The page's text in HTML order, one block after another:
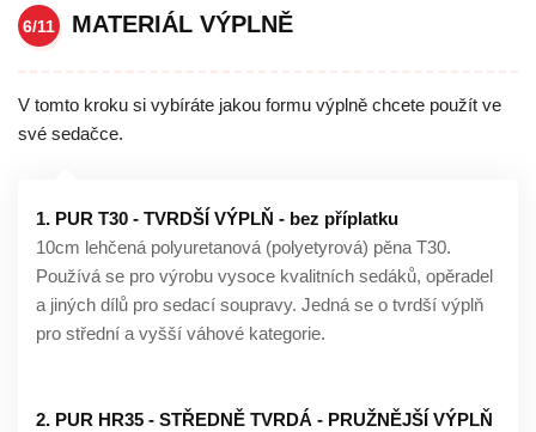
6/11 MATERIÁL VÝPLNĚ
V tomto kroku si vybíráte jakou formu výplně chcete použít ve
své sedačce.
1. PUR T30 - TVRDŠÍ VÝPLŇ - bez příplatku
10cm lehčená polyuretanová (polyetyrová) pěna T30.
Používá se pro výrobu vysoce kvalitních sedáků, opěradel
a jiných dílů pro sedací soupravy. Jedná se o tvrdší výplň
pro střední a vyšší váhové kategorie.
2. PUR HR35 - STŘEDNĚ TVRDÁ - PRUŽNĚJŠÍ VÝPLŇ